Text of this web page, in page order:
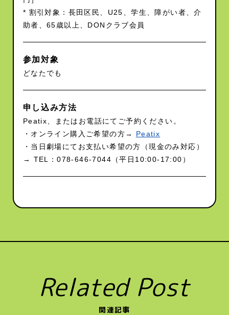
* 割引対象：長田区民、U25、学生、障がい者、介
助者、65歳以上、DONクラブ会員
参加対象
どなたでも
申し込み方法
Peatix、またはお電話にてご予約ください。
・オンライン購入ご希望の方→ Peatix
・当日劇場にてお支払い希望の方（現金のみ対応）
→ TEL：078-646-7044（平日10:00-17:00）
Related Post
関連記事